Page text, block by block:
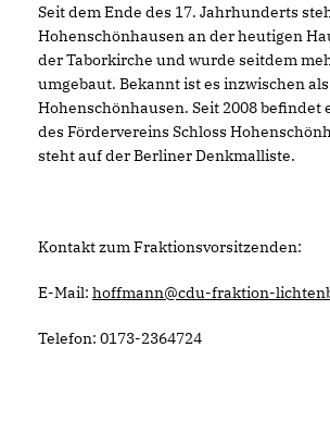
Seit dem Ende des 17. Jahrhunderts
Hohenschönhausen an der heutigen
der Taborkirche und wurde seitdem
umgebaut. Bekannt ist es inzwischen als
Hohenschönhausen. Seit 2008 befindet
des Fördervereins Schloss
steht auf der Berliner Denkmalliste.
Kontakt zum Fraktionsvorsitzenden:
E-Mail: hoffmann@cdu-fraktion-
Telefon: 0173-2364724